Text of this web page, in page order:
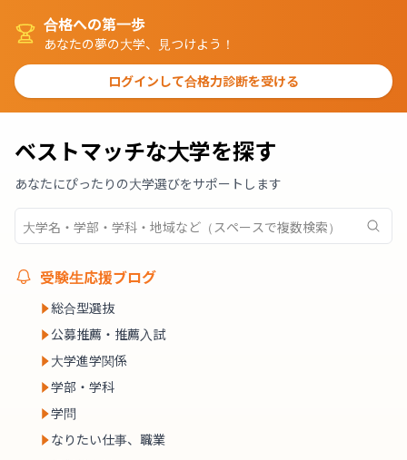
合格への第一歩
あなたの夢の大学、見つけよう！
ログインして合格力診断を受ける
ベストマッチな大学を探す
あなたにぴったりの大学選びをサポートします
受験生応援ブログ
総合型選抜
公募推薦・推薦入試
大学進学関係
学部・学科
学問
なりたい仕事、職業